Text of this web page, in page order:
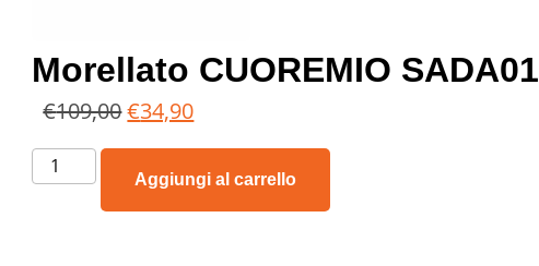
Morellato CUOREMIO SADA01
€109,00€34,90
Aggiungi al carrello